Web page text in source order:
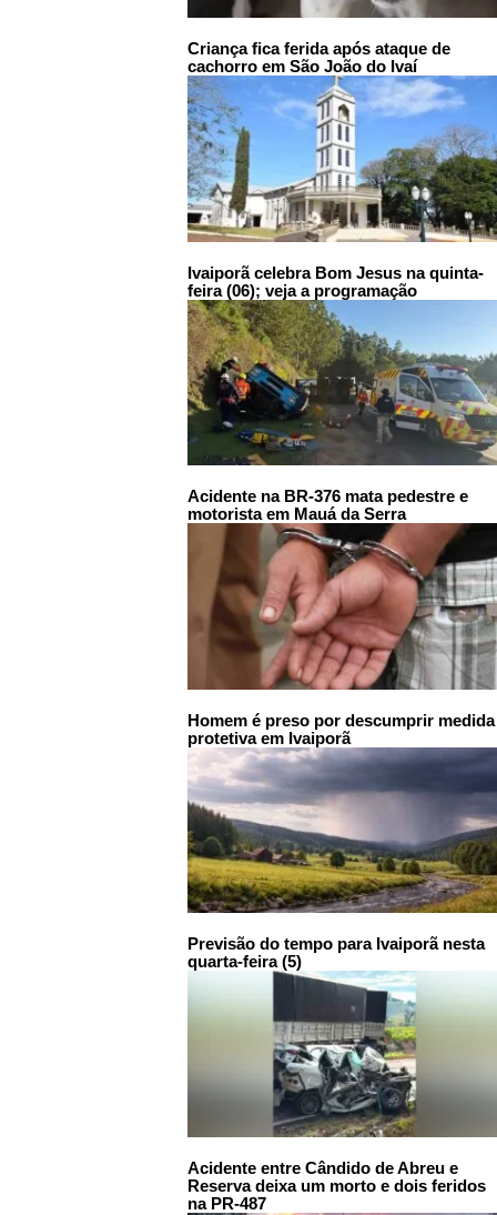
Criança fica ferida após ataque de
cachorro em São João do Ivaí
Ivaiporã celebra Bom Jesus na quinta-
feira (06); veja a programação
Acidente na BR-376 mata pedestre e
motorista em Mauá da Serra
Homem é preso por descumprir medida
protetiva em Ivaiporã
Previsão do tempo para Ivaiporã nesta
quarta-feira (5)
Acidente entre Cândido de Abreu e
Reserva deixa um morto e dois feridos
na PR-487